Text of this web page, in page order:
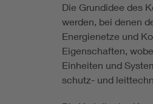
Die Grundidee des
werden, bei denen
Energienetze und
Eigenschaften,
Einheiten und
schutz- und